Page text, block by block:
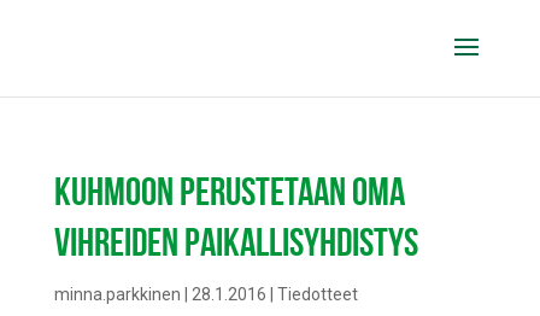
KUHMOON PERUSTETAAN OMA
VIHREIDEN PAIKALLISYHDISTYS
minna.parkkinen 28.1.2016 Tiedotteet